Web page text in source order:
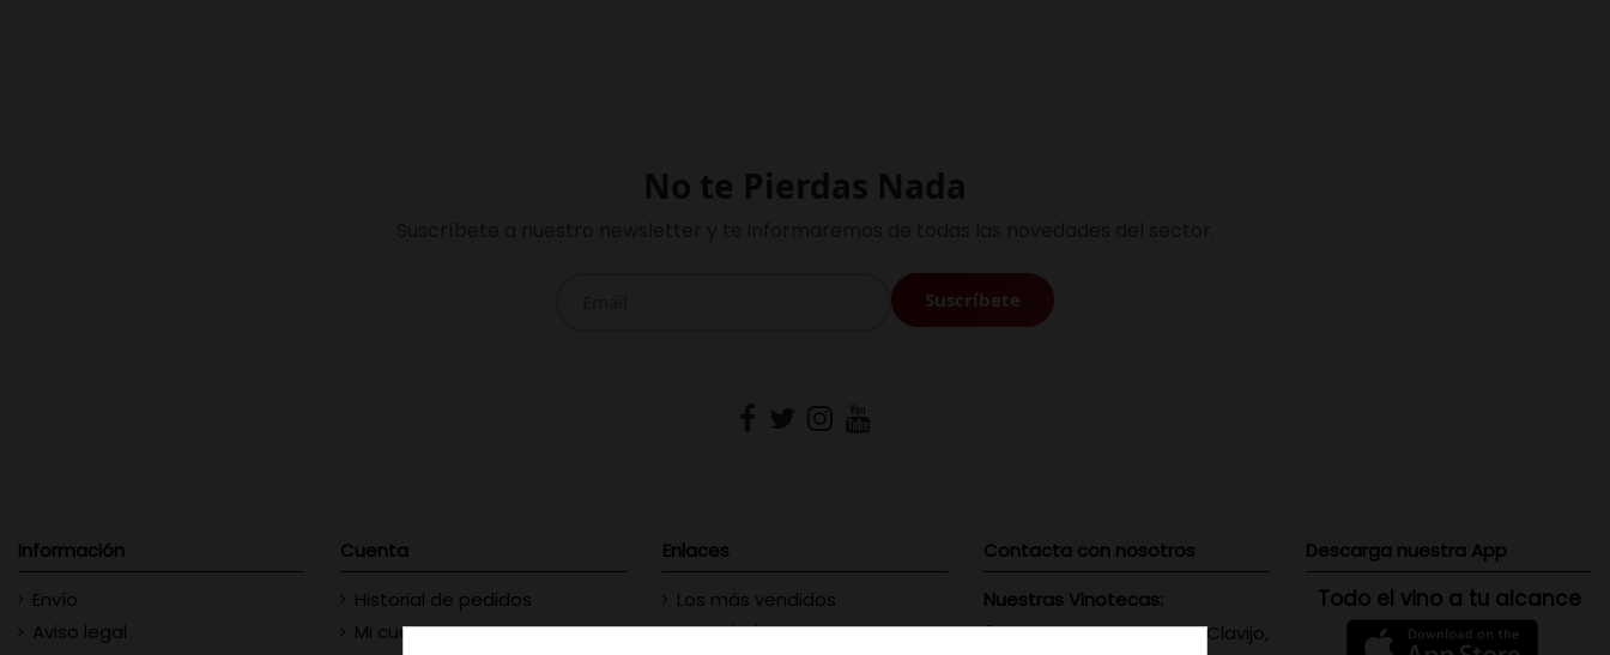
No te Pierdas Nada
Información
Envío
Aviso legal
Cuenta
Historial de pedidos
Mi cuenta
Enlaces
Los más vendidos
Novedades
Contacta con nosotros
Nuestras Vinotecas:
Vinofilos Triana: Viera y Clavijo,
Descarga nuestra App
Todo el vino a tu alcance